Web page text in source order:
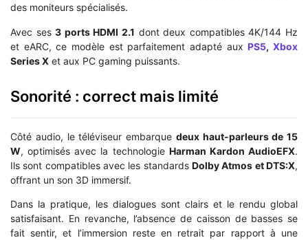
des moniteurs spécialisés.
Avec ses3 ports HDMI 2.1 dont deux compatibles 4K/144 Hz
et eARC, ce modèle est parfaitement adapté auxPS5,Xbox
Series X et aux PC gaming puissants.
Sonorité : correct mais limité
Côté audio, le téléviseur embarque deux haut-parleurs de 15
W, optimisés avec la technologie Harman Kardon AudioEFX.
Ils sont compatibles avec les standards Dolby Atmos et DTS:X,
offrant un son 3D immersif.
Dans la pratique, les dialogues sont clairs et le rendu global
satisfaisant. En revanche, l’absence de caisson de basses se
fait sentir, et l’immersion reste en retrait par rapport à une